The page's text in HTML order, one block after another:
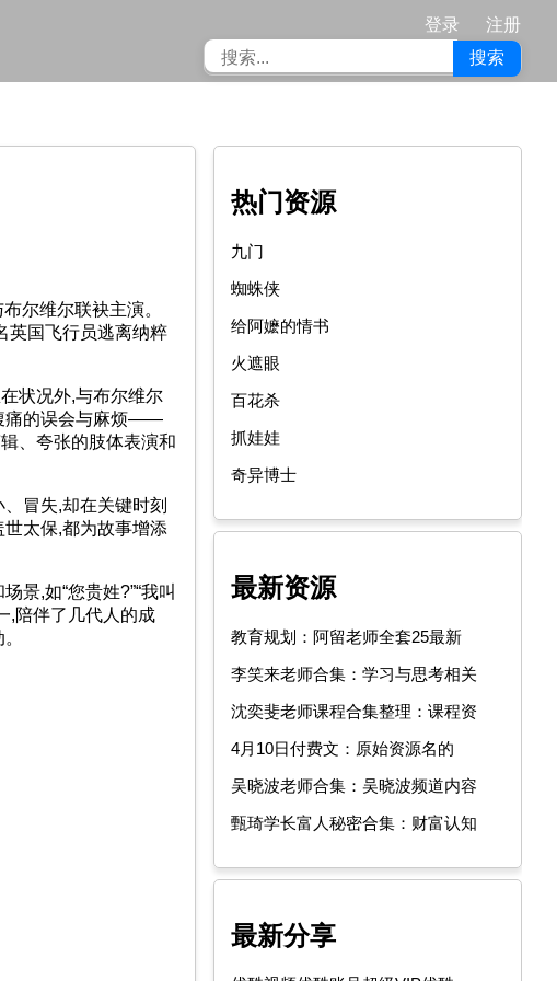
登录 注册
搜索
尔维尔联袂主演。
英国飞行员逃离纳粹
状况外,与布尔维尔
痛的误会与麻烦——
、夸张的肢体表演和
冒失,却在关键时刻
太保,都为故事增添
,如“您贵姓?”“我叫
,陪伴了几代人的成
热门资源
九门
蜘蛛侠
给阿嬷的情书
火遮眼
百花杀
抓娃娃
奇异博士
最新资源
教育规划：阿留老师全套25最新
李笑来老师合集：学习与思考相关
沈奕斐老师课程合集整理：课程资
4月10日付费文：原始资源名的
吴晓波老师合集：吴晓波频道内容
甄琦学长富人秘密合集：财富认知
最新分享